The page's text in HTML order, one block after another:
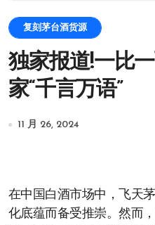
复刻茅台酒货源
独家报道!一比
家“千言万语”
11 月 26, 2024
在中国白酒市场中，飞天
化底蕴而备受推崇。然而